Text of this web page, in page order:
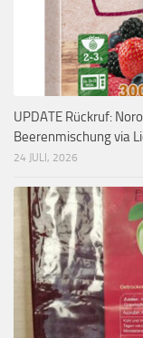
UPDATE Rückruf:
Beerenmischung via
24 JULI, 2026